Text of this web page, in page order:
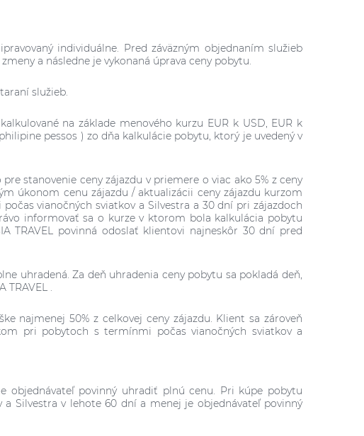
individuálne. Pred záväzným objednaním služieb
a následne je vykonaná úprava ceny pobytu.
služieb.
na základe menového kurzu EUR k USD, EUR k
pessos ) zo dňa kalkulácie pobytu, ktorý je uvedený v
stanovenie ceny zájazdu v priemere o viac ako 5% z ceny
úkonom cenu zájazdu / aktualizácii ceny zájazdu kurzom
vianočných sviatkov a Silvestra a 30 dní pri zájazdoch
informovať sa o kurze v ktorom bola kalkulácia pobytu
TRAVEL povinná odoslať klientovi najneskôr 30 dní pred
uhradená. Za deň uhradenia ceny pobytu sa pokladá deň,
TRAVEL .
najmenej 50% z celkovej ceny zájazdu. Klient sa zároveň
pri pobytoch s termínmi počas vianočných sviatkov a
povinný uhradiť plnú cenu. Pri kúpe pobytu
Silvestra v lehote 60 dní a menej je objednávateľ povinný